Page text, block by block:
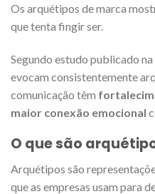
Os arquétipos de marca
que tenta fingir ser.
Segundo estudo publicado na
evocam consistentemente
comunicação têm
maior conexão emocional
O que são
Arquétipos são
que as empresas usam para